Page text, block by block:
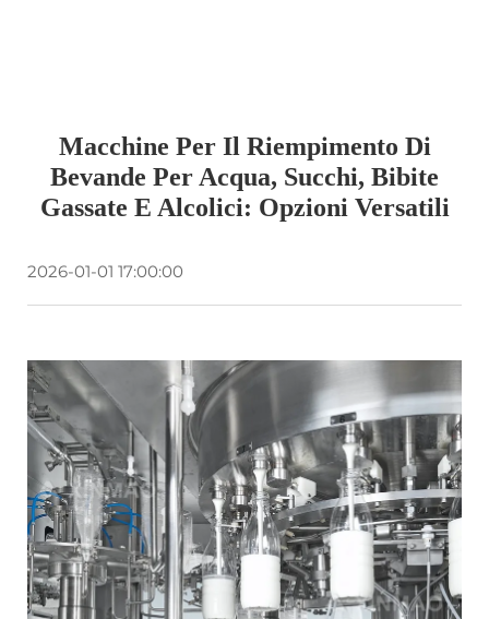
Macchine Per Il Riempimento Di
Bevande Per Acqua, Succhi, Bibite
Gassate E Alcolici: Opzioni Versatili
2026-01-01 17:00:00